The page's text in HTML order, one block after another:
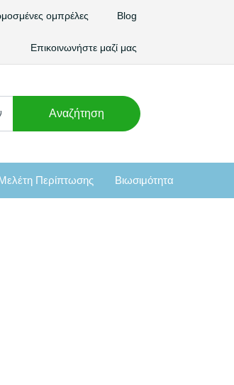
ομπρέλες Blog
Επικοινωνήστε μαζί μας
Αναζήτηση
Περίπτωσης Βιωσιμότητα